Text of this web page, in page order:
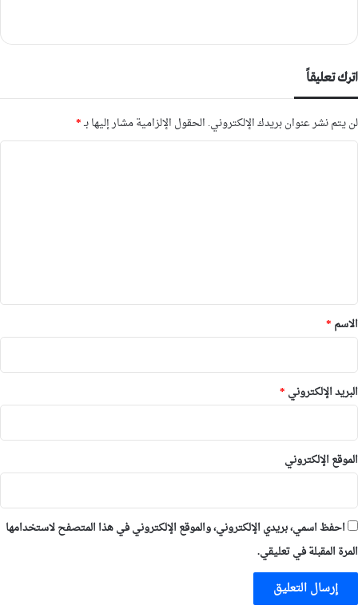
اترك تعليقاً
لن يتم نشر عنوان بريدك الإلكتروني. الحقول الإلزامية مشار إليها بـ*
*
الاسم *
البريد الإلكتروني *
الموقع الإلكتروني
احفظ اسمي، بريدي الإلكتروني، والموقع الإلكتروني في هذا المتصفح لاستخدامها
المرة المقبلة في تعليقي.